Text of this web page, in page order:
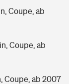
Kids
Coupe, ab
Coupe, ab
Coupe, ab 2007